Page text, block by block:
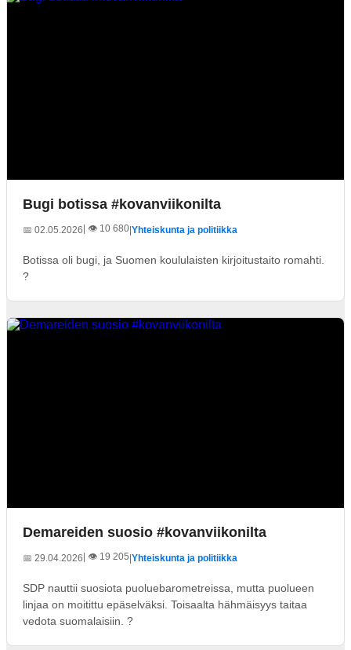
Bugi botissa #kovanviikonilta
📅 02.05.2026 | 👁️ 10 680|Yhteiskunta ja politiikka
Botissa oli bugi, ja Suomen koululaisten kirjoitustaito romahti.
?
Demareiden suosio #kovanviikonilta
📅 29.04.2026 | 👁️ 19 205|Yhteiskunta ja politiikka
SDP nauttii suosiota puoluebarometreissa, mutta puolueen
linjaa on moitittu epäselväksi. Toisaalta hähmäisyys taitaa
vedota suomalaisiin. ?